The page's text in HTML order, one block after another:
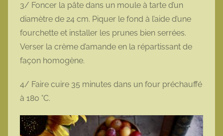
3/ Foncer la pâte dans un moule à tarte d’un
diamètre de 24 cm. Piquer le fond à l’aide d’une
fourchette et installer les prunes bien serrées.
Verser la crème d’amande en la répartissant de
façon homogène.
4/ Faire cuire 35 minutes dans un four préchauffé
à 180 °C.